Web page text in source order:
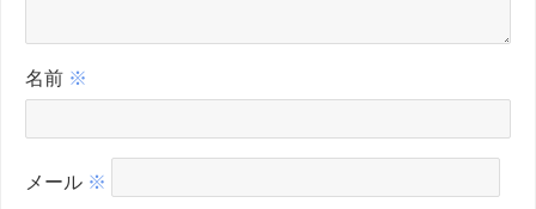
名前 ※
メール ※